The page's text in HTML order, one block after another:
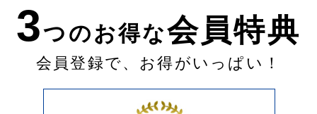
3つのお得な会員特典
会員登録で、お得がいっぱい！